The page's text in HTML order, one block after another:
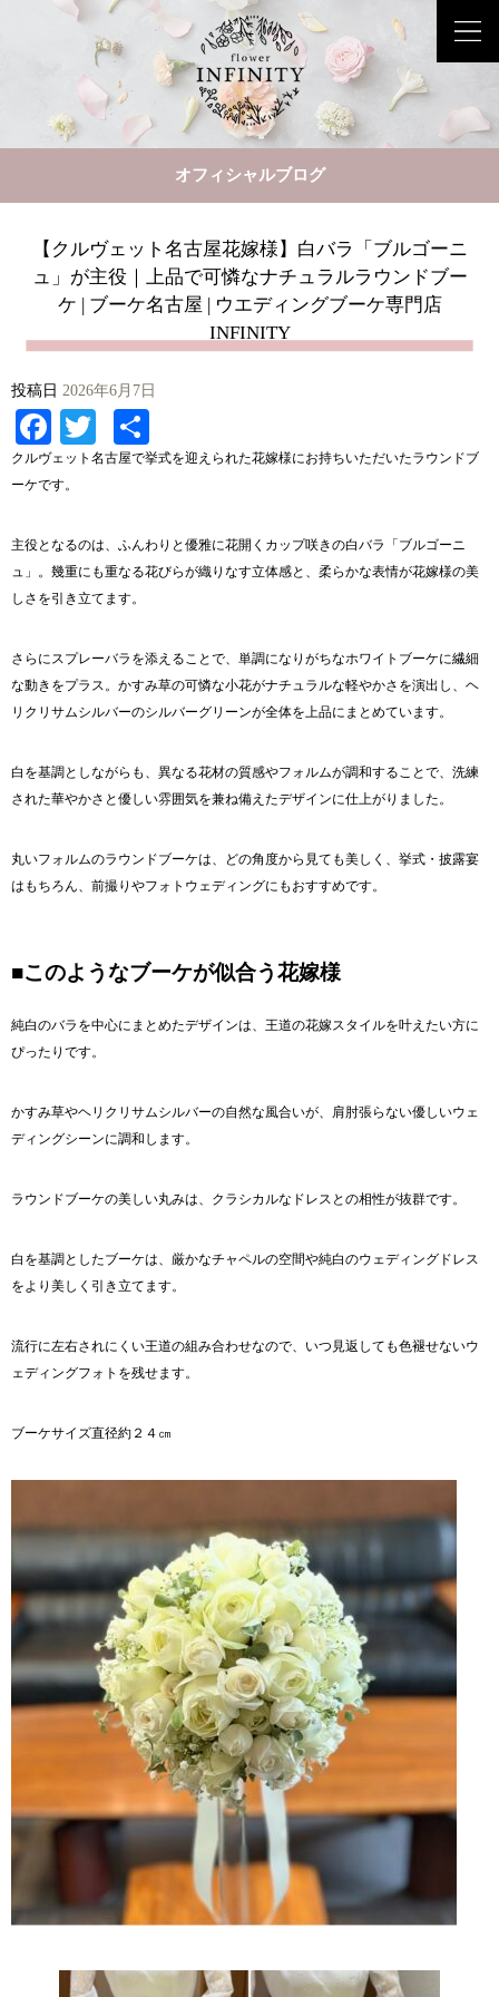
オフィシャルブログ
【クルヴェット名古屋花嫁様】白バラ「ブルゴーニ
ュ」が主役｜上品で可憐なナチュラルラウンドブー
ケ | ブーケ名古屋 | ウエディングブーケ専門店
INFINITY
投稿日 2026年6月7日
Facebook
Twitter
有
クルヴェット名古屋で挙式を迎えられた花嫁様にお持ちいただいたラウンドブ
ーケです。
主役となるのは、ふんわりと優雅に花開くカップ咲きの白バラ「ブルゴーニ
ュ」。幾重にも重なる花びらが織りなす立体感と、柔らかな表情が花嫁様の美
しさを引き立てます。
さらにスプレーバラを添えることで、単調になりがちなホワイトブーケに繊細
な動きをプラス。かすみ草の可憐な小花がナチュラルな軽やかさを演出し、ヘ
リクリサムシルバーのシルバーグリーンが全体を上品にまとめています。
白を基調としながらも、異なる花材の質感やフォルムが調和することで、洗練
された華やかさと優しい雰囲気を兼ね備えたデザインに仕上がりました。
丸いフォルムのラウンドブーケは、どの角度から見ても美しく、挙式・披露宴
はもちろん、前撮りやフォトウェディングにもおすすめです。
■このようなブーケが似合う花嫁様
純白のバラを中心にまとめたデザインは、王道の花嫁スタイルを叶えたい方に
ぴったりです。
かすみ草やヘリクリサムシルバーの自然な風合いが、肩肘張らない優しいウェ
ディングシーンに調和します。
ラウンドブーケの美しい丸みは、クラシカルなドレスとの相性が抜群です。
白を基調としたブーケは、厳かなチャペルの空間や純白のウェディングドレス
をより美しく引き立てます。
流行に左右されにくい王道の組み合わせなので、いつ見返しても色褪せないウ
ェディングフォトを残せます。
ブーケサイズ直径約２４㎝